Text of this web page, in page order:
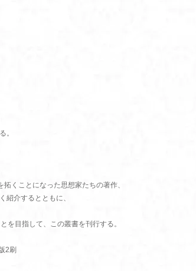
。
くことになった思想家たちの著作、
紹介するとともに、
を目指して、この叢書を刊行する。
2刷